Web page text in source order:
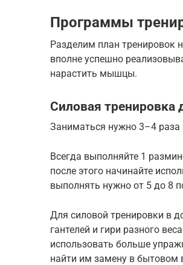
Программы
Разделим план тренировок
вполне успешно
нарастить мышцы.
Силовая тренировка
Заниматься нужно 3–4 раза
Всегда выполняйте 1
после этого начинайте
выполнять нужно от 5 до 8
Для силовой тренировки в
гантелей и гири разного
использовать больше
найти им замену в бытовом